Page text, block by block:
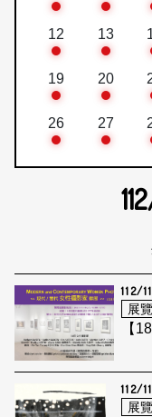
12 13
19 20
26 27
112/
展覽
【
112/
展覽